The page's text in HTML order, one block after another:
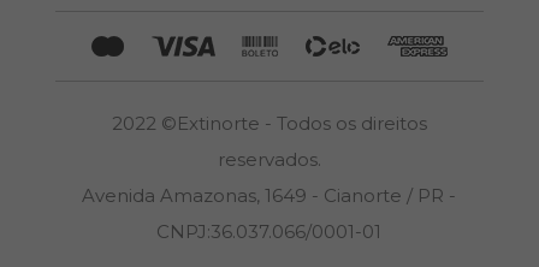
2022 ©Extinorte - Todos os direitos
reservados.
Avenida Amazonas, 1649 - Cianorte / PR -
CNPJ:36.037.066/0001-01